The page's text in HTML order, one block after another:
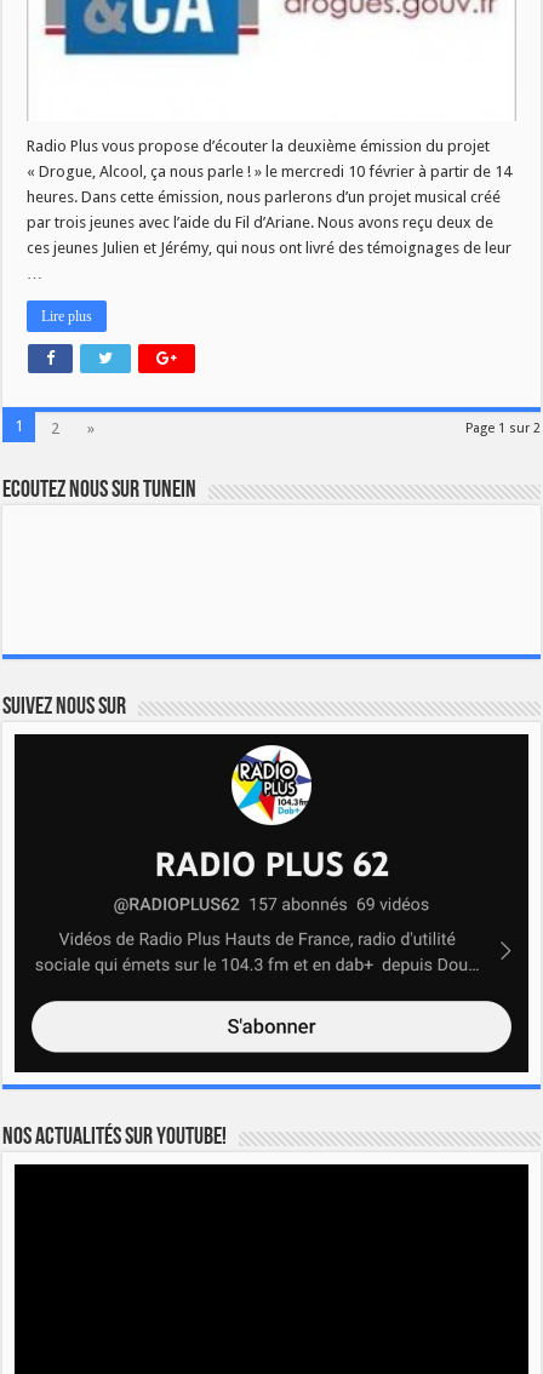
Radio Plus vous propose d’écouter la deuxième émission du projet
« Drogue, Alcool, ça nous parle ! » le mercredi 10 février à partir de 14
heures. Dans cette émission, nous parlerons d’un projet musical créé
par trois jeunes avec l’aide du Fil d’Ariane. Nous avons reçu deux de
ces jeunes Julien et Jérémy, qui nous ont livré des témoignages de leur
…
Lire plus
Page 1 sur 2
1 2 »
Ecoutez nous sur TuneIn
Suivez nous sur
Nos actualités sur YOUTUBE!